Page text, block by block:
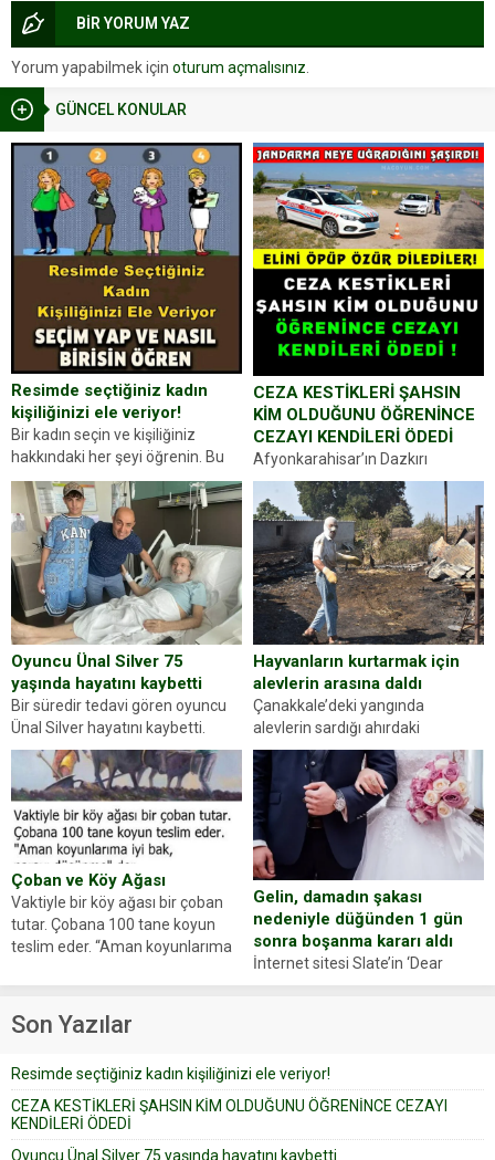
GÜNCEL KONULAR
Resimde seçtiğiniz kadın
kişiliğinizi ele veriyor!
Bir kadın seçin ve kişiliğiniz
hakkındaki her şeyi öğrenin. Bu
kez karşınıza oldukça farklı bir
kişilik testiyle çıkıyoruz. Resimde
gördüğünüz kadın figürlerinden
dikkatinizi en...
CEZA KESTİKLERİ ŞAHSIN
KİM OLDUĞUNU ÖĞRENİNCE
CEZAYI KENDİLERİ ÖDEDİ
Afyonkarahisar’ın Dazkırı
ilçesinde trafik uygulaması
yapan jandarma ekipleri
durdurdukları bir otomobilin
sürücüsünden ehliyet ve ruhsat
sorup belgelerini istedi. Sürücü
Abdurrahman Ö.nün verdiği
evraklarda eksik olduğunu...
Oyuncu Ünal Silver 75
yaşında hayatını kaybetti
Bir süredir tedavi gören oyuncu
Ünal Silver hayatını kaybetti.
Haberi, oyuncunun menajerlik
ajansı duyurdu. Renda Güner,
sosyal medya hesabında “Usta
Oyuncumuz ve çok değerli
dostumuz...
Hayvanların kurtarmak için
alevlerin arasına daldı
Çanakkale’deki yangında
alevlerin sardığı ahırdaki
hayvanlarını kurtarmak isteyen
Zeki Demir (66) ölümden döndü.
Yüzünde ve ellerinde yanıklar
oluşan Demir, kâbus dolu anları
anlattı… Merkeze bağlı...
Çoban ve Köy Ağası
Vaktiyle bir köy ağası bir çoban
tutar. Çobana 100 tane koyun
teslim eder. “Aman koyunlarıma
Çoban koyunları alır gider. Aylar...
Gelin, damadın şakası
nedeniyle düğünden 1 gün
sonra boşanma kararı aldı
İnternet sitesi Slate’in ‘Dear
Prudence’ isimli tavsiye köşesine
yapıştırdığı için düğünden...
Son Yazılar
Resimde seçtiğiniz kadın kişiliğinizi ele veriyor!
CEZA KESTİKLERİ ŞAHSIN KİM OLDUĞUNU ÖĞRENİNCE CEZAYI
KENDİLERİ ÖDEDİ
Oyuncu Ünal Silver 75 yaşında hayatını kaybetti
BİR YORUM YAZ
Yorum yapabilmek için oturum açmalısınız